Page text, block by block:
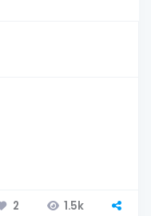
2 1.5k